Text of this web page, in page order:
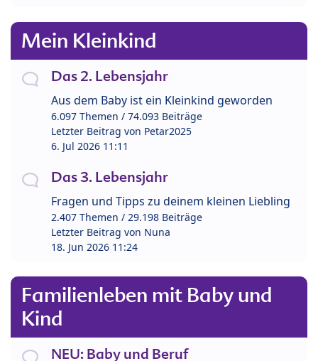
Mein Kleinkind
Das 2. Lebensjahr
Aus dem Baby ist ein Kleinkind geworden
6.097 Themen / 74.093 Beiträge
Letzter Beitrag von Petar2025
6. Jul 2026 11:11
Das 3. Lebensjahr
Fragen und Tipps zu deinem kleinen Liebling
2.407 Themen / 29.198 Beiträge
Letzter Beitrag von Nuna
18. Jun 2026 11:24
Familienleben mit Baby und
Kind
NEU: Baby und Beruf